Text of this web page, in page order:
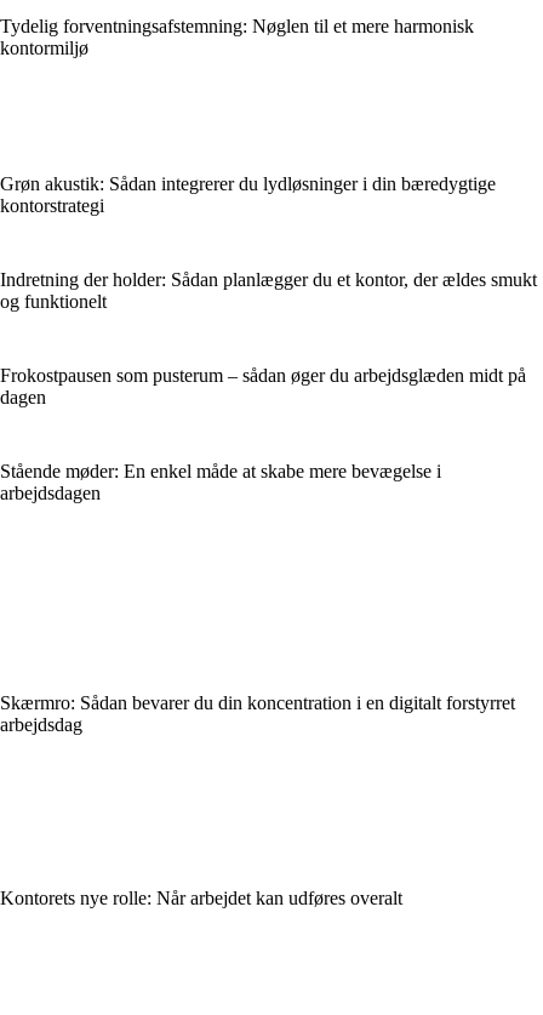
Tydelig forventningsafstemning: Nøglen til et mere harmonisk
kontormiljø
Grøn akustik: Sådan integrerer du lydløsninger i din bæredygtige
kontorstrategi
Indretning der holder: Sådan planlægger du et kontor, der ældes smukt
og funktionelt
Frokostpausen som pusterum – sådan øger du arbejdsglæden midt på
dagen
Stående møder: En enkel måde at skabe mere bevægelse i
arbejdsdagen
Skærmro: Sådan bevarer du din koncentration i en digitalt forstyrret
arbejdsdag
Kontorets nye rolle: Når arbejdet kan udføres overalt